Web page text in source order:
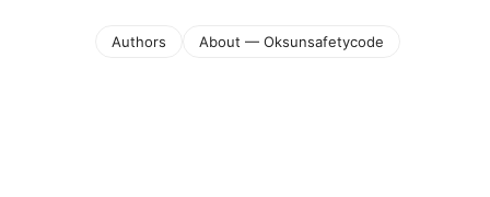
Authors About — Oksunsafetycode